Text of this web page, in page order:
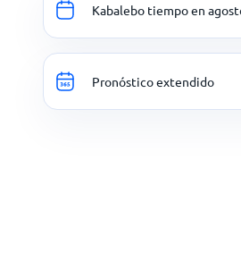
Kabalebo tiempo en
Pronóstico extendido